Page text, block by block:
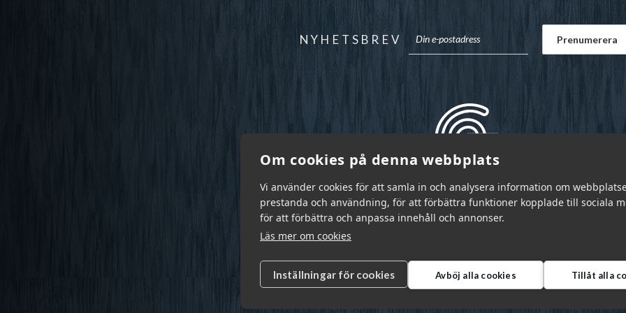
Om cookies på denna webbplats
Vi använder cookies för att samla in och analysera information om
prestanda och användning, för att förbättra funktioner kopplade till sociala
för att förbättra och anpassa innehåll och annonser.
Läs mer om cookies
Inställningar för cookies Avböj alla cookies Tillåt alla
NYHETSBREV
Garnr Sverige AB © 2026 | info@garnr.se 031 - 92